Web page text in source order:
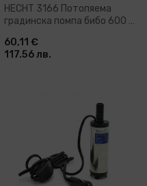
HECHT 3166 Потопяема
градинска помпа бибо 600 W
60,11 €
117.56 лв.